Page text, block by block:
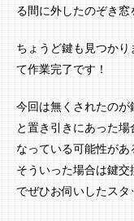
る間に外したのぞき窓
ちょうど鍵も見つか
て作業完了です！
今回は無くされたの
と置き引きにあった
なっている可能性があ
そういった場合は鍵
でぜひお伺いしたスタ